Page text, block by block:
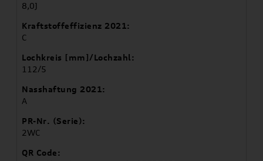
8,0J
Kraftstoffeffizienz 2021:
C
Lochkreis [mm]/Lochzahl:
112/5
Nasshaftung 2021:
A
PR-Nr. (Serie):
2WC
QR Code: